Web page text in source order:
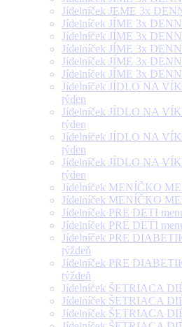
Jídelníček JEME 3x
Jídelníček JÍME 3x
Jídelníček JÍME 3x
Jídelníček JÍME 3x
Jídelníček JÍME 3x
Jídelníček JÍME 3x
Jídelníček JÍDLO NA
týden
Jídelníček JÍDLO NA
týden
Jídelníček JÍDLO NA
týden
Jídelníček JÍDLO NA
týden
Jídelníček MENÍČKO
Jídelníček MENÍČKO
Jídelníček PRE DETI
Jídelníček PRE DETI
Jídelníček PRE
týždeň
Jídelníček PRE
týždeň
Jídelníček ŠETRIACA
Jídelníček ŠETRIACA
Jídelníček ŠETRIACA